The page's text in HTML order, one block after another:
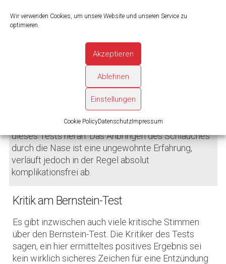
Wir verwenden Cookies, um unsere Website und unseren Service zu
optimieren.
Akzeptieren
Ablehnen
Einstellungen
Cookie PolicyDatenschutzImpressum
Hat der Betroffene bei der Kochsalz-Lösung als
müssen noch weitere
Untersuchungen erfolgen, damit die wirklichen
der Beschwerden gefunden werden
Unser Autor empfiehlt
Gehen Sie möglichst entspannt an die Durchführung
dieses Tests heran. Das Anbringen des Schlauches
durch die Nase ist eine ungewohnte Erfahrung,
verläuft jedoch in der Regel absolut
komplikationsfrei ab.
Kritik am Bernstein-Test
Es gibt inzwischen auch viele kritische Stimmen
über den Bernstein-Test. Die Kritiker des Tests
sagen, ein hier ermitteltes positives Ergebnis sei
kein wirklich sicheres Zeichen für eine Entzündung